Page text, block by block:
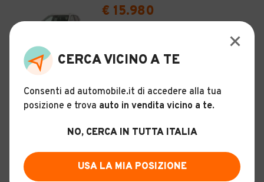
29
€ 15.980
Manuale
PAVAN S.R.L.
CERCA VICINO A TE
Consenti ad automobile.it di accedere alla tua
posizione e trova auto in vendita vicino a te.
NO, CERCA IN TUTTA ITALIA
USA LA MIA POSIZIONE